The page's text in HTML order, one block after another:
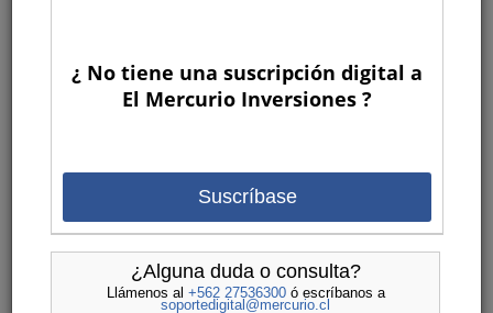
¿ No tiene una suscripción digital a
El Mercurio Inversiones ?
Suscríbase
¿Alguna duda o consulta?
Llámenos al +562 27536300ó escríbanos a
soportedigital@mercurio.cl